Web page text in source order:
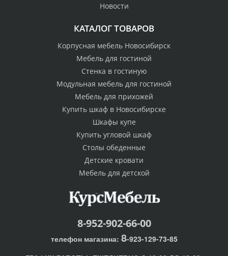
Новости
КАТАЛОГ ТОВАРОВ
Корпусная мебель Новосибирск
Мебель для гостиной
Стенка в гостиную
Модульная мебель для гостиной
Мебель для прихожей
Купить шкаф в Новосибирске
Шкафы купе
Купить угловой шкаф
Столы обеденные
Детские кровати
Мебель для детской
8-952-902-66-00
телефон магазина: 8-923-129-73-85